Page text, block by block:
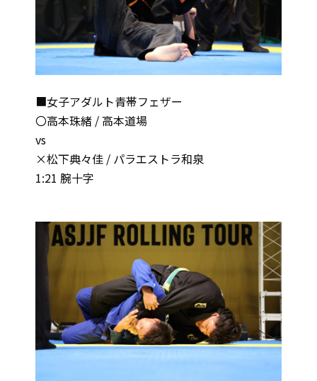
■女子アダルト青帯フェザー
〇高本珠緒 / 高本道場
vs
×松下典々佳 / パラエストラ和泉
1:21 腕十字